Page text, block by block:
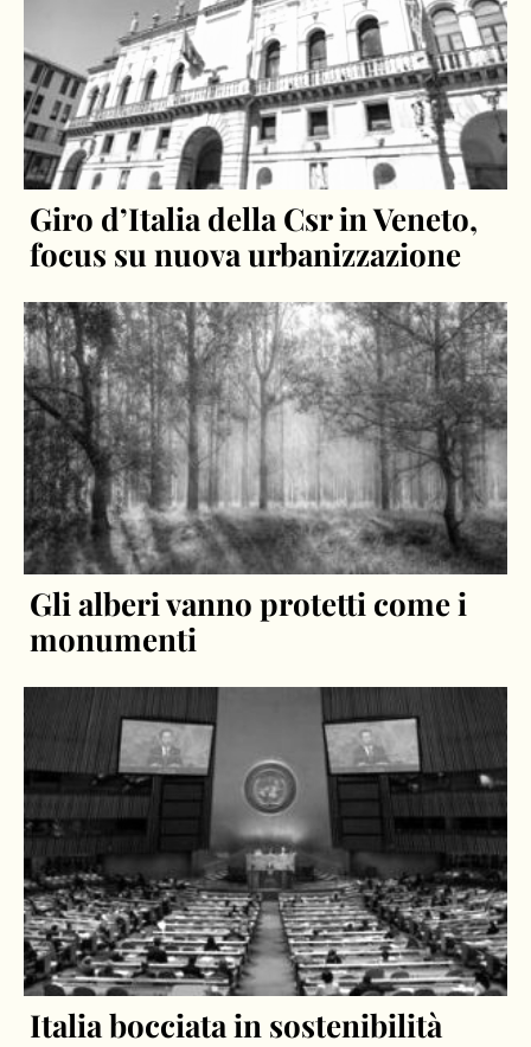
Giro d’Italia della Csr in Veneto,
focus su nuova urbanizzazione
Gli alberi vanno protetti come i
monumenti
Italia bocciata in sostenibilità